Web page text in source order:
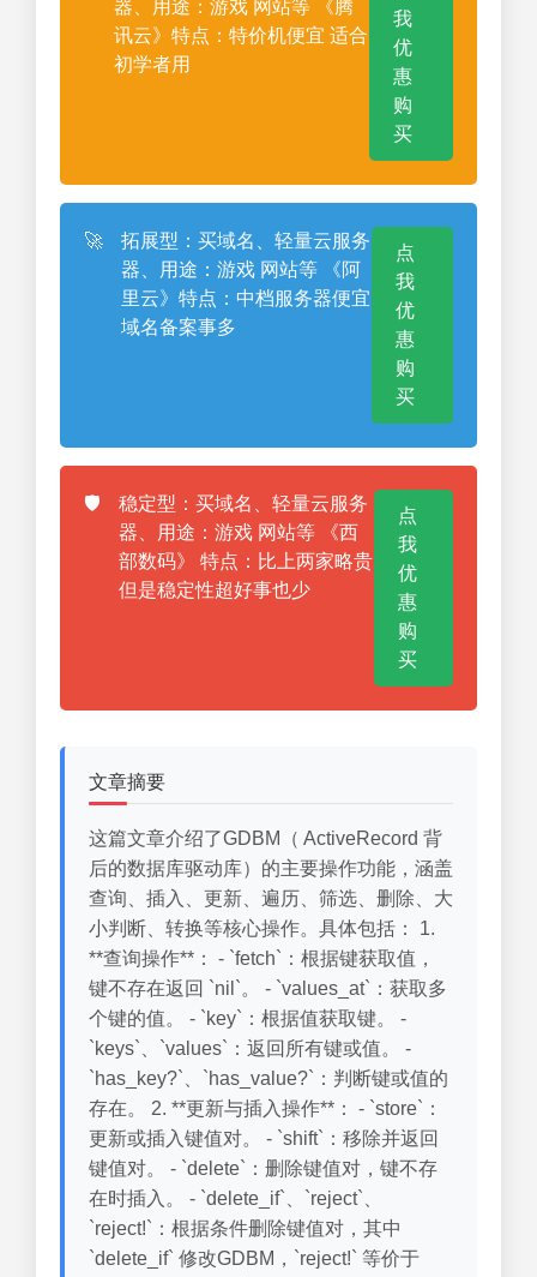
器、用途：游戏 网站等 《腾
讯云》特点：特价机便宜 适合
初学者用
我
优
惠
购
买
🚀
拓展型：买域名、轻量云服务
器、用途：游戏 网站等 《阿
里云》特点：中档服务器便宜
域名备案事多
点
我
优
惠
购
买
🛡️
稳定型：买域名、轻量云服务
器、用途：游戏 网站等 《西
部数码》 特点：比上两家略贵
但是稳定性超好事也少
点
我
优
惠
购
买
文章摘要
这篇文章介绍了GDBM（ ActiveRecord 背
后的数据库驱动库）的主要操作功能，涵盖
查询、插入、更新、遍历、筛选、删除、大
小判断、转换等核心操作。具体包括： 1.
**查询操作**： - `fetch`：根据键获取值，
键不存在返回 `nil`。 - `values_at`：获取多
个键的值。 - `key`：根据值获取键。 -
`keys`、`values`：返回所有键或值。 -
`has_key?`、`has_value?`：判断键或值的
存在。 2. **更新与插入操作**： - `store`：
更新或插入键值对。 - `shift`：移除并返回
键值对。 - `delete`：删除键值对，键不存
在时插入。 - `delete_if`、`reject`、
`reject!`：根据条件删除键值对，其中
`delete_if` 修改GDBM，`reject!` 等价于